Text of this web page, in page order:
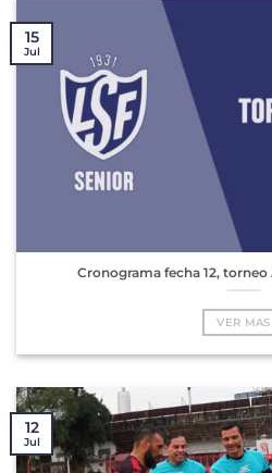
Cronograma fecha 12,
VER MAS
15
Jul
12
Jul